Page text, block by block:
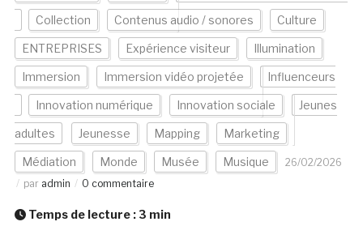
Collection Contenus audio / sonores Culture
ENTREPRISES Expérience visiteur Illumination
Immersion Immersion vidéo projetée Influenceurs
Innovation numérique Innovation sociale Jeunes
adultes Jeunesse Mapping Marketing
Médiation Monde Musée Musique
26/02/2026
par admin 0 commentaire
Temps de lecture : 3 min